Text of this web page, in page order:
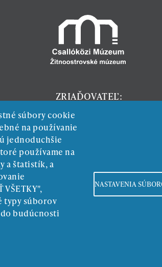
súbory cookie
na používanie
jednoduchšie
používame na
a štatistík, a
typy súborov
budúcnosti
NASTAVENIA
ZRIAĎOVATEĽ:
Povinné zverejňovanie
Ochrana osobných údajov